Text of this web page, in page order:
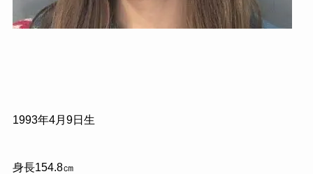
1993年4月9日生
身長154.8㎝